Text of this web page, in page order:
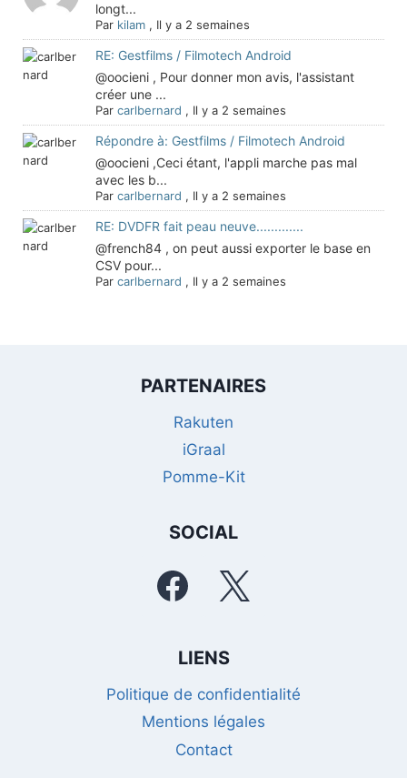
longt...
Par kilam, Il y a 2 semaines
RE: Gestfilms / Filmotech Android
@oocieni , Pour donner mon avis, l'assistant
créer une ...
Par carlbernard , Il y a 2 semaines
Répondre à: Gestfilms / Filmotech Android
@oocieni ,Ceci étant, l'appli marche pas mal
avec les b...
Par carlbernard , Il y a 2 semaines
RE: DVDFR fait peau neuve.............
@french84 , on peut aussi exporter le base en
CSV pour...
Par carlbernard , Il y a 2 semaines
PARTENAIRES
Rakuten
iGraal
Pomme-Kit
SOCIAL
LIENS
Politique de confidentialité
Mentions légales
Contact